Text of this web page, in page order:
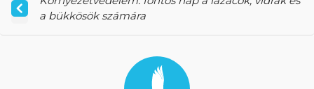
a bükkösök számára